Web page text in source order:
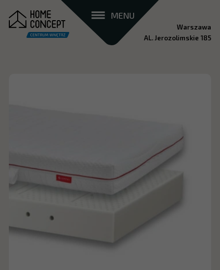
MENU
Warszawa
AL. Jerozolimskie 185